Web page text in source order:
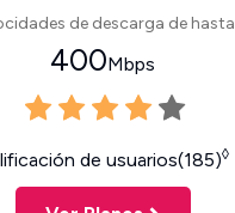
de descarga de hasta
400Mbps
de usuarios(185)◊